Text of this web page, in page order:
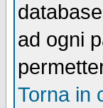
ad ogni
Torna in